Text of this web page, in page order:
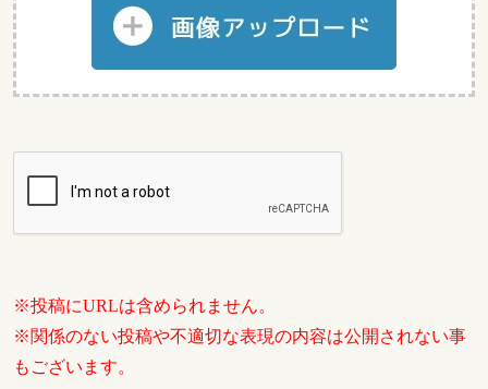
※投稿にURLは含められません。
※関係のない投稿や不適切な表現の内容は公開されない事
もございます。